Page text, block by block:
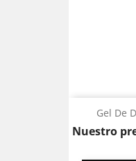
Gel De
Nuestro